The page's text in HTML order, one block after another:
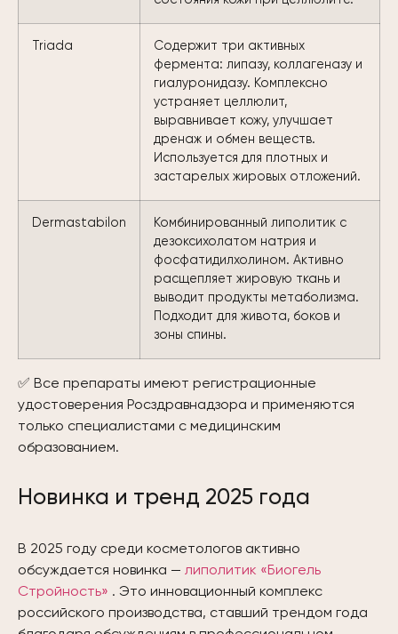
Triada
Содержит три активных
фермента: липазу, коллагеназу и
гиалуронидазу. Комплексно
устраняет целлюлит,
выравнивает кожу, улучшает
дренаж и обмен веществ.
Используется для плотных и
застарелых жировых отложений.
Dermastabilon
Комбинированный липолитик с
дезоксихолатом натрия и
фосфатидилхолином. Активно
расщепляет жировую ткань и
выводит продукты метаболизма.
Подходит для живота, боков и
зоны спины.
✅ Все препараты имеют регистрационные
удостоверения Росздравнадзора и применяются
только специалистами с медицинским
образованием.
Новинка и тренд 2025 года
В 2025 году среди косметологов активно
обсуждается новинка — липолитик «Биогель
Стройность» . Это инновационный комплекс
российского производства, ставший трендом года